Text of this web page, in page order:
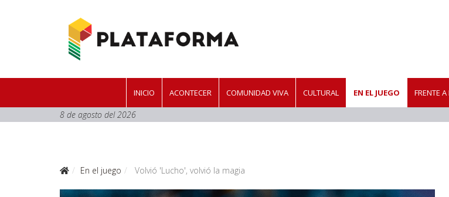
INICIO ACONTECER COMUNIDAD VIVA CULTURAL EN EL JUEGO FRENTE A
8 de agosto del 2026
En el juego Volvió 'Lucho', volvió la magia